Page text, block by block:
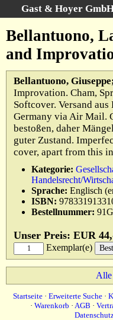
Gast & Hoyer
Startseite
Erweiterte Suche
Kategorien
Schlagwörter
Gesamtbestand
Warenkorb
AGB
Widerruf
Datenschutz
Impressum
Bellantuono,
and
Bellantuono,
Improvation. Cham,
Softcover. Versand
Germany via Air Mail.
bestoßen, daher
guter Zustand.
cover, apart from this
Kategorie:
Handelsrecht/
Sprache: Englisch
ISBN:
Bestellnummer:
Unser Preis: EUR
Exemplar(e)
Alle
Startseite · Erweiterte Suche ·
· Warenkorb · AGB ·